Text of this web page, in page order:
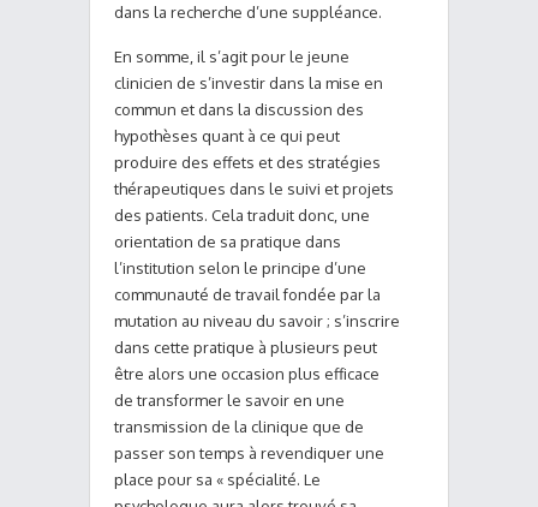
dans la recherche d’une suppléance.
En somme, il s’agit pour le jeune
clinicien de s’investir dans la mise en
commun et dans la discussion des
hypothèses quant à ce qui peut
produire des effets et des stratégies
thérapeutiques dans le suivi et projets
des patients. Cela traduit donc, une
orientation de sa pratique dans
l’institution selon le principe d’une
communauté de travail fondée par la
mutation au niveau du savoir ; s’inscrire
dans cette pratique à plusieurs peut
être alors une occasion plus efficace
de transformer le savoir en une
transmission de la clinique que de
passer son temps à revendiquer une
place pour sa « spécialité. Le